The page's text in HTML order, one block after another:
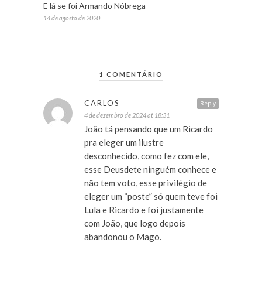
E lá se foi Armando Nóbrega
14 de agosto de 2020
1 COMENTÁRIO
Reply
CARLOS
4 de dezembro de 2024 at 18:31
João tá pensando que um Ricardo
pra eleger um ilustre
desconhecido, como fez com ele,
esse Deusdete ninguém conhece e
não tem voto, esse privilégio de
eleger um “poste” só quem teve foi
Lula e Ricardo e foi justamente
com João, que logo depois
abandonou o Mago.